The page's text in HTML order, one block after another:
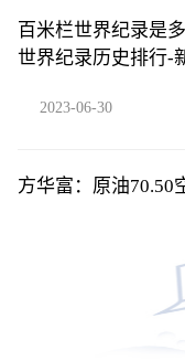
百米栏世界纪录是
世界纪录历史排行-
2023-06-30
方华富：原油70.50